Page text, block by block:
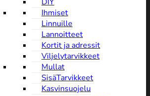
Ihmiset
Linnuille
Lannoitteet
Kortit ja adressit
Viljelytarvikkeet
Mullat
SisäTarvikkeet
Kasvinsuojelu